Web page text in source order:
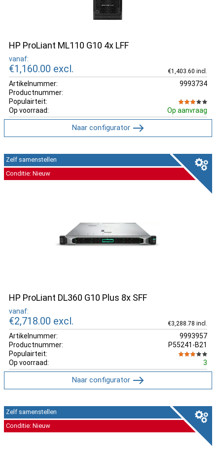
HP ProLiant ML110 G10 4x LFF
vanaf:
€1,160.00 excl. €1,403.60 incl.
Artikelnummer:
9993734
Productnummer:
Populairteit:
Op voorraad:
Op aanvraag
Naar configurator
HP ProLiant DL360 G10 Plus 8x SFF
vanaf:
€2,718.00 excl. €3,288.78 incl.
Artikelnummer:
9993957
Productnummer:
P55241-B21
Populairteit:
Op voorraad:
3
Zelf samenstellen
Conditie: Nieuw
Naar configurator
Zelf samenstellen
Conditie: Nieuw